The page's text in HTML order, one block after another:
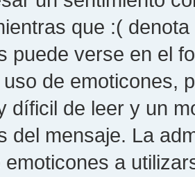
que :(
puede verse en el
de emoticones,
díficil de leer y un
del mensaje. La
emoticones a